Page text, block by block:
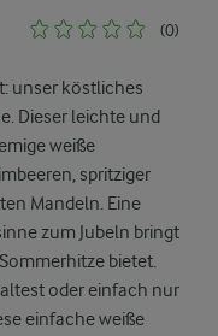
(0)
unser köstliches
Dieser leichte und
weiße
spritziger
Mandeln. Eine
zum Jubeln bringt
bietet.
oder einfach nur
einfache weiße